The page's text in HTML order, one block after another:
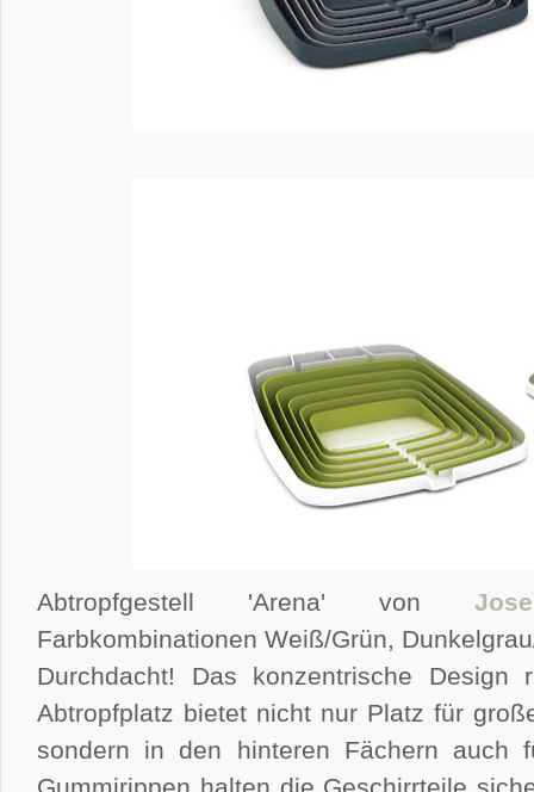
Abtropfgestell 'Arena' von
Farbkombinationen Weiß/Grün,
Durchdacht! Das konzentrische
Abtropfplatz bietet nicht nur Platz für
sondern in den hinteren Fächern auch